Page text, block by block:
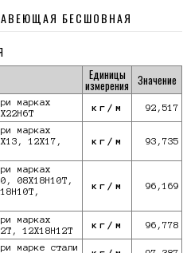
БЕСШОВНАЯ
Единицы
измерения Значение
марках
кг/м 92,517
марках
12Х17,
кг/м 93,735
марках
08Х18Н10Т,
кг/м 96,169
марках
12Х18Н12Т
кг/м 96,778
марке стали